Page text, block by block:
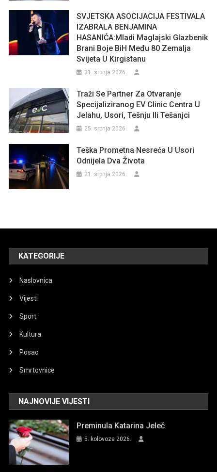
SVJETSKA ASOCIJACIJA FESTIVALA
IZABRALA BENJAMINA
HASANIĆA:Mladi Maglajski Glazbenik
Brani Boje BiH Među 80 Zemalja
Svijeta U Kirgistanu
31. srpnja 2026.
Traži Se Partner Za Otvaranje
Specijaliziranog EV Clinic Centra U
Jelahu, Usori, Tešnju Ili Tešanjci
25. srpnja 2026.
Teška Prometna Nesreća U Usori
Odnijela Dva Života
21. srpnja 2026.
KATEGORIJE
Naslovnica
Vijesti
Sport
Kultura
Posao
Smrtovnice
NAJNOVIJE VIJESTI
Preminula Katarina Jeleč
5. kolovoza 2026.